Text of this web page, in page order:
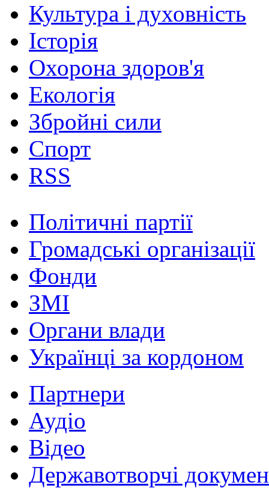
Культура і духовність
Історія
Охорона здоров'я
Екологія
Збройні сили
Спорт
RSS
Політичні партії
Громадські організації
Фонди
ЗМІ
Органи влади
Українці за кордоном
Партнери
Аудіо
Відео
Державотворчі